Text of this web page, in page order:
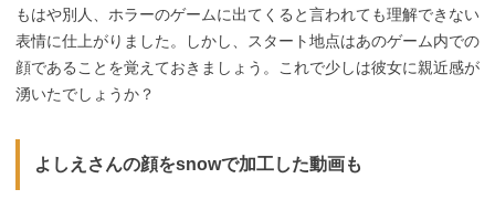
もはや別人、ホラーのゲームに出てくると言われても理解できない
表情に仕上がりました。しかし、スタート地点はあのゲーム内での
顔であることを覚えておきましょう。これで少しは彼女に親近感が
湧いたでしょうか？
よしえさんの顔をsnowで加工した動画も